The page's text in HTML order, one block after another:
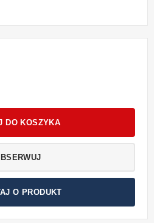
DO KOSZYKA
O PRODUKT